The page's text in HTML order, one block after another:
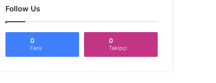
Follow Us
0
Fans
0
Takipçi